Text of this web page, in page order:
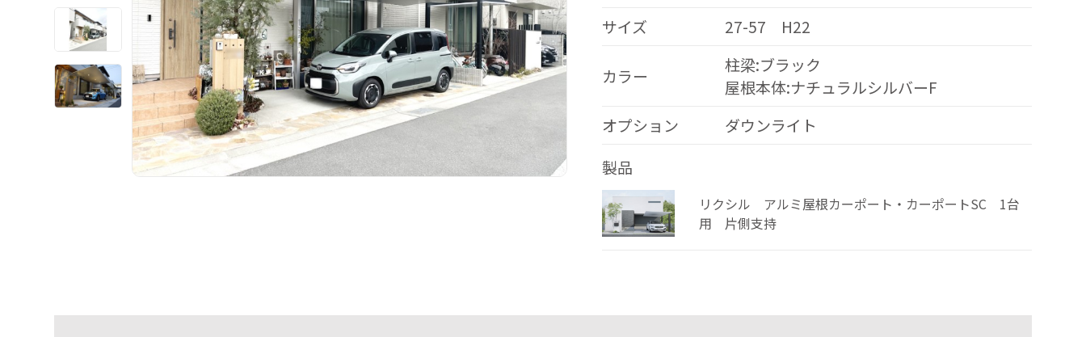
サイズ
27-57 H22
カラー
柱梁:ブラック
屋根本体:ナチュラルシルバーF
オプション
ダウンライト
製品
リクシル アルミ屋根カーポート・カーポートSC 1台
用 片側支持